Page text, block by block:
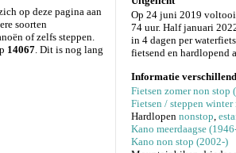
op deze pagina aan
soorten
of zelfs steppen.
14067. Dit is nog lang
Op 24 juni 2019
74 uur. Half januari
in 4 dagen per
fietsend en hardlopend
Informatie
Fietsen zomer non stop
Fietsen / steppen
Hardlopen nonstop,
Kano meerdaagse
Kano non stop (2002-)